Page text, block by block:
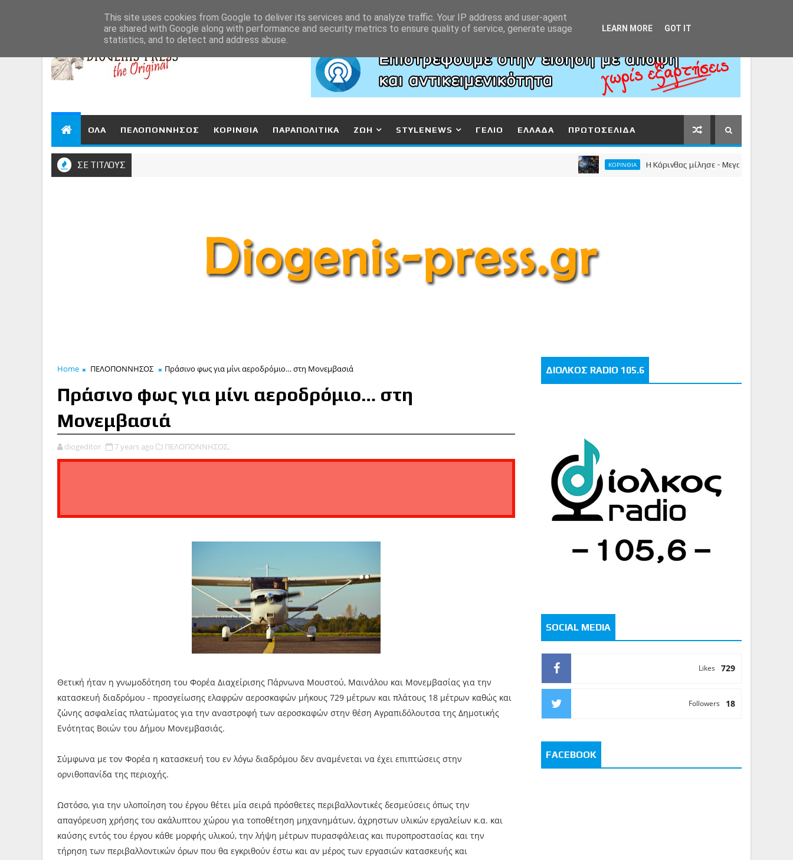
ΟΛΑ ΠΕΛΟΠΟΝΝΗΣΟΣ ΚΟΡΙΝΘΙΑ ΠΑΡΑΠΟΛΙΤΙΚΑ ΖΩΗ STYLENEWS ΓΕΛΙΟ ΕΛΛΑΔΑ ΠΡΩΤΟΣΕΛΙΔΑ
ΣΕ ΤΙΤΛΟΥΣ ΚΟΡΙΝΘΙΑ Η Κόρινθος μίλησε - Μεγαλειώδης
Home ΠΕΛΟΠΟΝΝΗΣΟΣ Πράσινο φως για μίνι αεροδρόμιο… στη Μονεμβασιά
Πράσινο φως για μίνι αεροδρόμιο… στη
Μονεμβασιά
diogeditor 7 years ago ΠΕΛΟΠΟΝΝΗΣΟΣ,
Θετική ήταν η γνωμοδότηση του Φορέα Διαχείρισης Πάρνωνα Μουστού, Μαινάλου και Μονεμβασίας για την
κατασκευή διαδρόμου - προσγείωσης ελαφρών αεροσκαφών μήκους 729 μέτρων και πλάτους 18 μέτρων καθώς και
ζώνης ασφαλείας πλατώματος για την αναστροφή των αεροσκαφών στην θέση Αγραπιδόλουτσα της Δημοτικής
Ενότητας Βοιών του Δήμου Μονεμβασιάς.
Σύμφωνα με τον Φορέα η κατασκευή του εν λόγω διαδρόμου δεν αναμένεται να έχει επιπτώσεις στην
ορνιθοπανίδα της περιοχής.
Ωστόσο, για την υλοποίηση του έργου θέτει μία σειρά πρόσθετες περιβαλλοντικές δεσμεύσεις όπως την
απαγόρευση χρήσης του ακάλυπτου χώρου για τοποθέτηση μηχανημάτων, άχρηστων υλικών εργαλείων κ.α. και
καύσης εντός του έργου κάθε μορφής υλικού, την λήψη μέτρων πυρασφάλειας και πυροπροστασίας και την
τήρηση των περιβαλλοντικών όρων που θα εγκριθούν έστω και αν μέρος των εργασιών κατασκευής και
ΔΙΟΛΚΟΣ RADIO 105.6
SOCIAL MEDIA
729
Likes
18
Followers
FACEBOOK
This site uses cookies from Google to deliver its services and to analyze traffic. Your IP address and user-agent
are shared with Google along with performance and security metrics to ensure quality of service, generate usage
statistics, and to detect and address abuse.
LEARN MORE GOT IT